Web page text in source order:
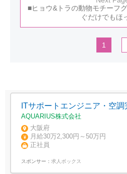
■ヒョウ&トラの動物モチーフ
ぐだけでもほ
1
ITサポートエンジニア・空
AQUARIUS株式会社
大阪府
月給30万2,300円～50万円
正社員
スポンサー： 求人ボックス